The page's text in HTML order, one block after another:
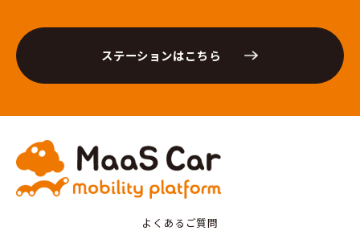
ステーションはこちら
よくあるご質問